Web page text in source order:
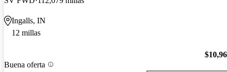
Ingalls, IN
12 millas
Buena oferta